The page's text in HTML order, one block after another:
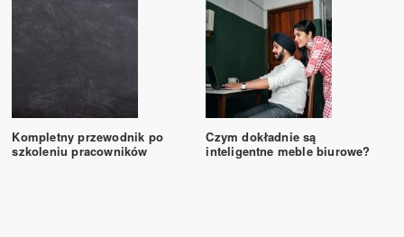
Kompletny przewodnik po
szkoleniu pracowników
Czym dokładnie są
inteligentne meble biurowe?